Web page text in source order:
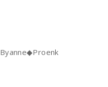
Byanne◆Proenk